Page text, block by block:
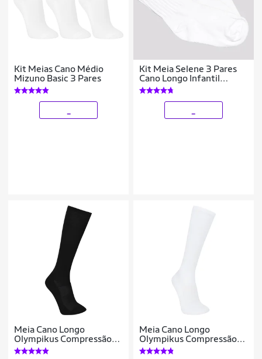
Kit Meias Cano Médio
Mizuno Basic 3 Pares
Kit Meia Selene 3 Pares
Cano Longo Infantil
Branca
Meia Cano Longo
Olympikus Compressão
Feminina
Meia Cano Longo
Olympikus Compressão
Feminina